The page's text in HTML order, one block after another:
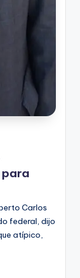
para
Carlos
federal, dijo
atípico,